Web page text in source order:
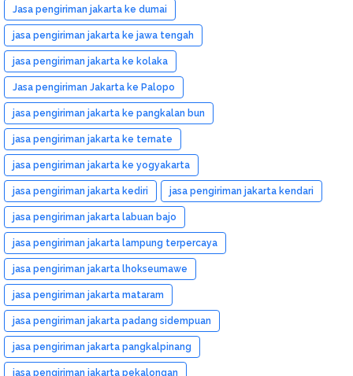
Jasa pengiriman jakarta ke dumai
jasa pengiriman jakarta ke jawa tengah
jasa pengiriman jakarta ke kolaka
Jasa pengiriman Jakarta ke Palopo
jasa pengiriman jakarta ke pangkalan bun
jasa pengiriman jakarta ke ternate
jasa pengiriman jakarta ke yogyakarta
jasa pengiriman jakarta kediri jasa pengiriman jakarta kendari
jasa pengiriman jakarta labuan bajo
jasa pengiriman jakarta lampung terpercaya
jasa pengiriman jakarta lhokseumawe
jasa pengiriman jakarta mataram
jasa pengiriman jakarta padang sidempuan
jasa pengiriman jakarta pangkalpinang
jasa pengiriman jakarta pekalongan